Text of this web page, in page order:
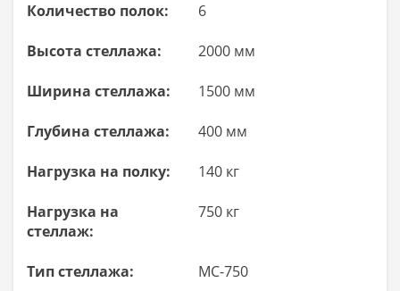
Количество полок: 6
Высота стеллажа: 2000 мм
Ширина стеллажа: 1500 мм
Глубина стеллажа: 400 мм
Нагрузка на полку: 140 кг
Нагрузка на
стеллаж:
750 кг
Тип стеллажа: МС-750